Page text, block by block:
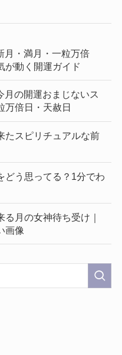
月・満月・一粒万倍
が動く開運ガイド
月の開運おまじないス
万倍日・天赦日
たスピリチュアルな前
どう思ってる？1分でわ
月の女神待ち受け｜
画像